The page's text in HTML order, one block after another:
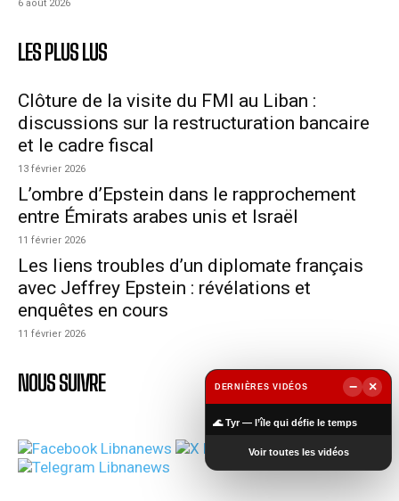
6 août 2026
LES PLUS LUS
Clôture de la visite du FMI au Liban :
discussions sur la restructuration bancaire
et le cadre fiscal
13 février 2026
L’ombre d’Epstein dans le rapprochement
entre Émirats arabes unis et Israël
11 février 2026
Les liens troubles d’un diplomate français
avec Jeffrey Epstein : révélations et
enquêtes en cours
11 février 2026
NOUS SUIVRE DERNIÈRES VIDÉOS −
×
🌊 Tyr — l’île qui défie le temps
Voir toutes les vidéos